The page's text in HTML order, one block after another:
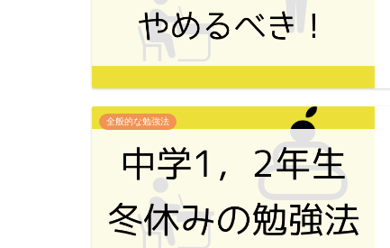
全般的な勉強法